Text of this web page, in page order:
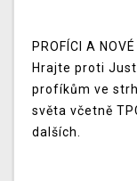
PROFÍCI A
Hrajte proti
profíkům ve
světa včetně
dalších.